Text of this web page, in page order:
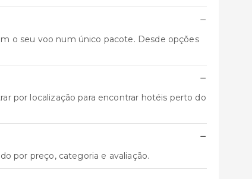
−
o seu voo num único pacote. Desde opções
−
por localização para encontrar hotéis perto do
−
por preço, categoria e avaliação.